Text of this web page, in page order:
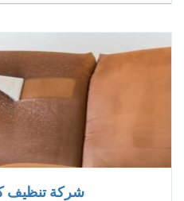
شركة تنظيف